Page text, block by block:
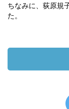
ちなみに、荻原規
た。